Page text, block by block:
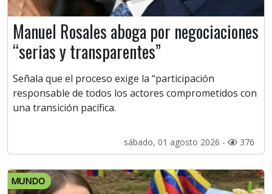
Manuel Rosales aboga por negociaciones
“serias y transparentes”
Señala que el proceso exige la “participación
responsable de todos los actores comprometidos con
una transición pacífica.
sábado, 01 agosto 2026 - 376
MUNDO